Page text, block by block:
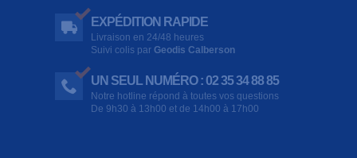
EXPÉDITION RAPIDE
Livraison en 24/48 heures
Suivi colis par Geodis Calberson
UN SEUL NUMÉRO : 02 35 34 88 85
Notre hotline répond à toutes vos questions
De 9h30 à 13h00 et de 14h00 à 17h00